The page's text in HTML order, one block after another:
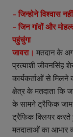
– जिन्होने विश्वास
– जिन गांवों और
पहुंचुंगा
जावरा। मतदान के
प्रत्याशी जीवनसिंह
कार्यकर्ताओं से
क्षेत्र के मतदाता कि
के सामने ट्रैफिक जाम
ट्रैफिक क्लियर
मतदाताओं का आभार